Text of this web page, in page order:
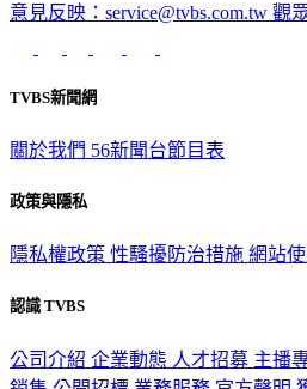
意見反映：service@tvbs.com.tw 觀
TVBS新聞網
關於我們 56新聞台節目表
政策與隱私
隱私權政策 性騷擾防治措施 網站
認識 TVBS
公司介紹 企業動態 人才招募 主播